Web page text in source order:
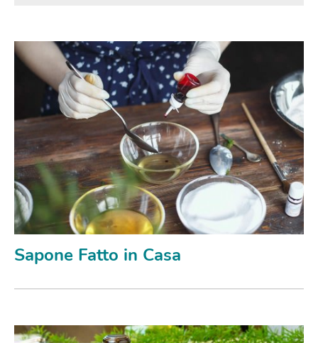
Sapone Fatto in Casa